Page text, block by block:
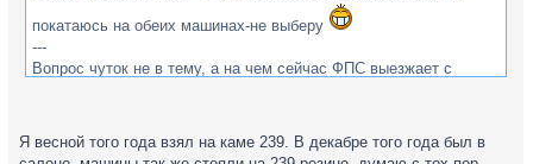
покатаюсь на обеих машинах-не выберу
---
Вопрос чуток не в тему, а на чем сейчас ФПС выезжает с
Я весной того года взял на каме 239. В декабре того года был в